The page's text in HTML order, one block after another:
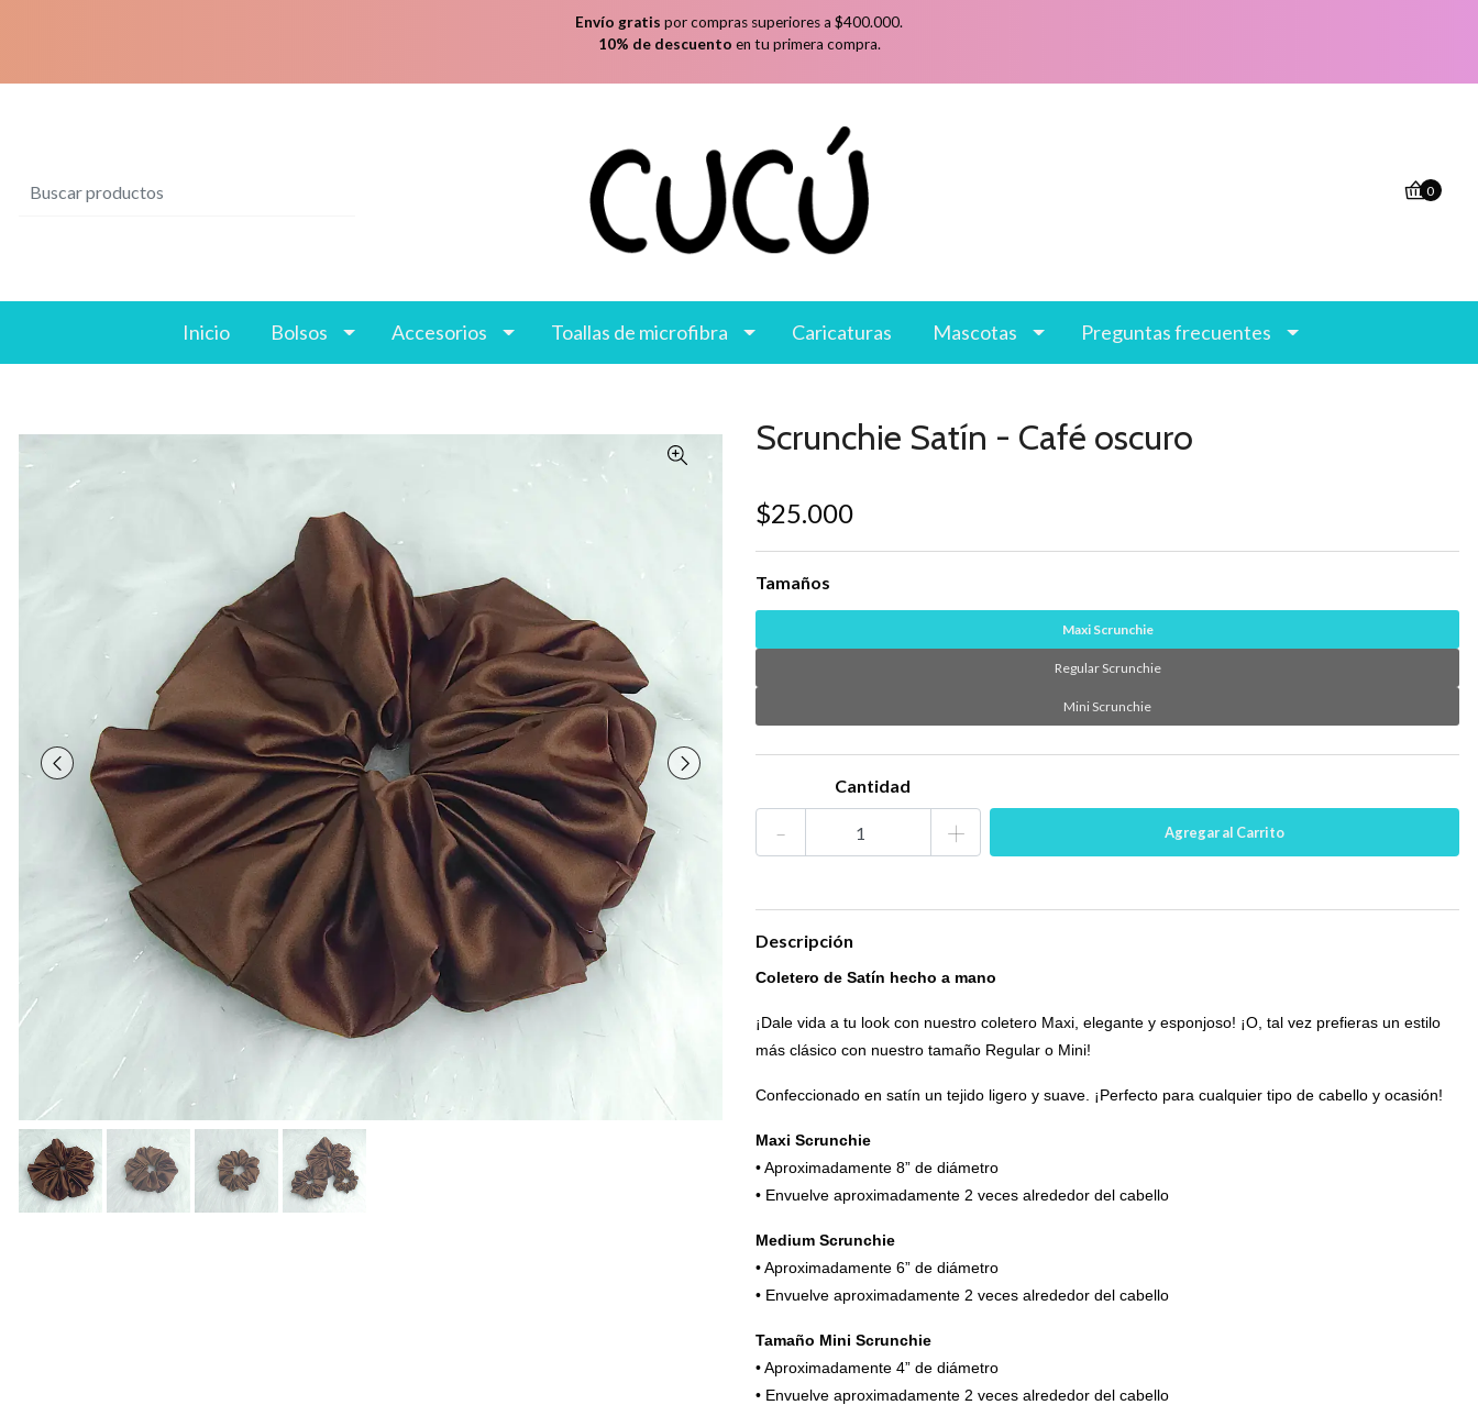
Envío gratis por compras superiores a $400.000.
10% de descuento en tu primera compra.
0
Inicio Bolsos Accesorios Toallas de microfibra Caricaturas Mascotas Preguntas frecuentes
Scrunchie Satín - Café oscuro
$25.000
Tamaños
Maxi Scrunchie
Regular Scrunchie
Mini Scrunchie
Cantidad
- +
Descripción
Coletero de Satín hecho a mano
¡Dale vida a tu look con nuestro coletero Maxi, elegante y esponjoso! ¡O, tal vez prefieras un estilo
más clásico con nuestro tamaño Regular o Mini!
Confeccionado en satín un tejido ligero y suave. ¡Perfecto para cualquier tipo de cabello y ocasión!
Maxi Scrunchie
• Aproximadamente 8” de diámetro
• Envuelve aproximadamente 2 veces alrededor del cabello
Medium Scrunchie
• Aproximadamente 6” de diámetro
• Envuelve aproximadamente 2 veces alrededor del cabello
Tamaño Mini Scrunchie
• Aproximadamente 4” de diámetro
• Envuelve aproximadamente 2 veces alrededor del cabello